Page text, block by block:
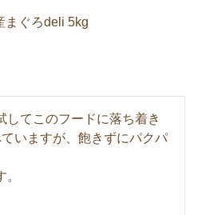
ぐろdeli 5kg
してこのフードに落ち着き
いますが、飽きずにパクパ